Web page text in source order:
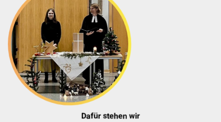
Dafür stehen wir